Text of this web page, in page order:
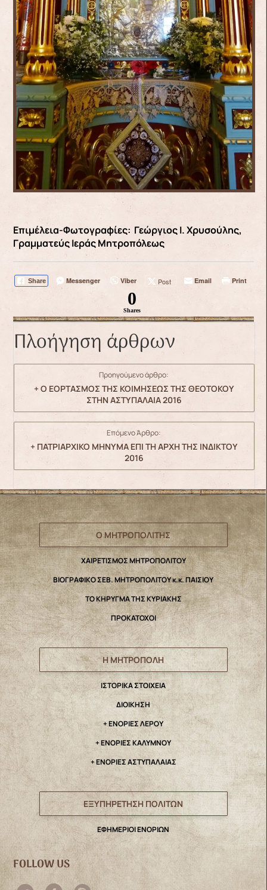
Επιμέλεια-Φωτογραφίες: Γεώργιος Ι. Χρυσούλης,
Γραμματεύς Ιεράς Μητροπόλεως
Share Messenger Viber Post Email Print
0
Shares
Πλοήγηση άρθρων
Προηγούμενο άρθρο:
+ Ο ΕΟΡΤΑΣΜΟΣ ΤΗΣ ΚΟΙΜΗΣΕΩΣ ΤΗΣ ΘΕΟΤΟΚΟΥ
ΣΤΗΝ ΑΣΤΥΠΑΛΑΙΑ 2016
Επόμενο Άρθρο:
+ ΠΑΤΡΙΑΡΧΙΚΟ ΜΗΝΥΜΑ ΕΠΙ ΤΗ ΑΡΧΗ ΤΗΣ ΙΝΔΙΚΤΟΥ
2016
Ο ΜΗΤΡΟΠΟΛΙΤΗΣ
ΧΑΙΡΕΤΙΣΜΟΣ ΜΗΤΡΟΠΟΛΙΤΟΥ
ΒΙΟΓΡΑΦΙΚΟ ΣΕΒ. ΜΗΤΡΟΠΟΛΙΤΟΥ κ.κ. ΠΑΙΣΙΟΥ
ΤΟ ΚΗΡΥΓΜΑ ΤΗΣ ΚΥΡΙΑΚΗΣ
ΠΡΟΚΑΤΟΧΟΙ
Η ΜΗΤΡΟΠΟΛΗ
IΣΤΟΡΙΚΑ ΣΤΟΙΧΕΙΑ
ΔΙΟΙΚΗΣΗ
+ ΕΝΟΡΙΕΣ ΛΕΡΟΥ
+ ΕΝΟΡΙΕΣ ΚΑΛΥΜΝΟΥ
+ ΕΝΟΡΙΕΣ ΑΣΤΥΠΑΛΑΙΑΣ
ΕΞΥΠΗΡΕΤΗΣΗ ΠΟΛΙΤΩΝ
ΕΦΗΜΕΡΙΟΙ ΕΝΟΡΙΩΝ
FOLLOW US